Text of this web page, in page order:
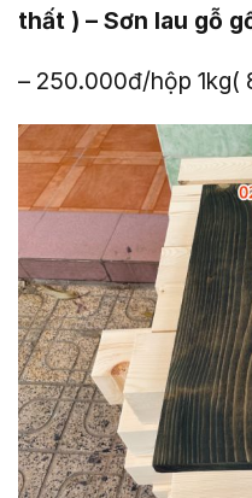
thất ) – Sơn lau gỗ
– 250.000đ/hộp 1kg(